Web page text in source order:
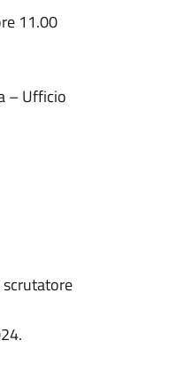
11.00
– Ufficio